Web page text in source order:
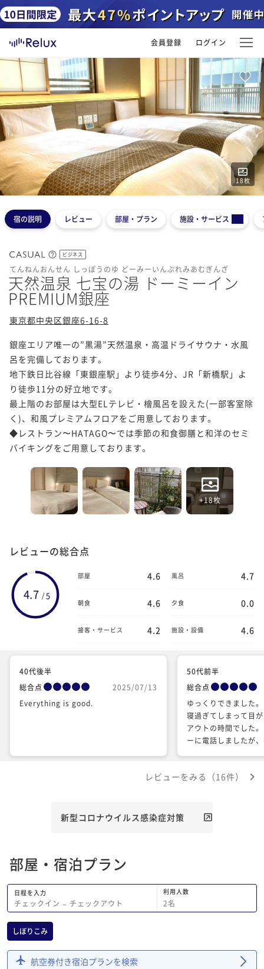
会員登録 ログイン
18枚
123 45
宿の説明 レビュー 部屋・プラン 施設・サービス
ビジネス
てんねんおんせん しっぽうのゆ どーみーいんぷれみあむぎんざ
天然温泉 七宝の湯 ドーミーイン
PREMIUM銀座
東京都中央区銀座6-16-8
銀座エリア唯一の”黒湯”天然温泉・高温ドライサウナ・水風
呂を完備しております。
地下鉄日比谷線「東銀座駅」より徒歩4分、JR「新橋駅」よ
り徒歩11分の好立地です。
最上階のお部屋は大型ELテレビ・檜風呂を設えた(一部客室除
く)、和風プレミアムフロアをご用意しております。
◆レストラン〜HATAGO〜では季節の和食御膳と和洋のセミ
バイキングをご用意しております。
+18枚
レビューの総合点
4.7 /5
部屋 4.6 風呂 4.7
朝食 4.6 夕食 0.0
接客・サービス 4.2 施設・設備 4.6
40代後半
総合点
2025/07/13
Everything is good.
50代前半
総合点
ゆっくりできました
寝過ぎてしまって目
アウトの時間でした
ーに電話しましたが
レビューをみる（16件）
新型コロナウイルス感染症対策
部屋・宿泊プラン
日程を入力
チェックイン − チェックアウト
利用人数
2名
しぼりこみ
航空券付き宿泊プランを検索